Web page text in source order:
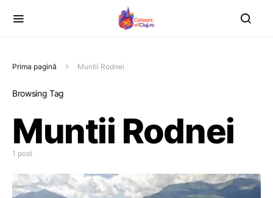
Prima pagină Muntii Rodnei
Browsing Tag
Muntii Rodnei
1 post